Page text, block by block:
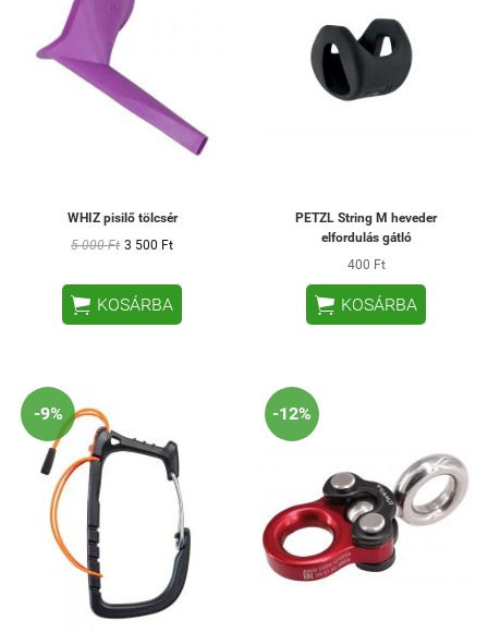
WHIZ pisilő tölcsér
5 000 Ft 3 500 Ft
 KOSÁRBA
PETZL String M heveder
elfordulás gátló
400 Ft
 KOSÁRBA
-9% -12%